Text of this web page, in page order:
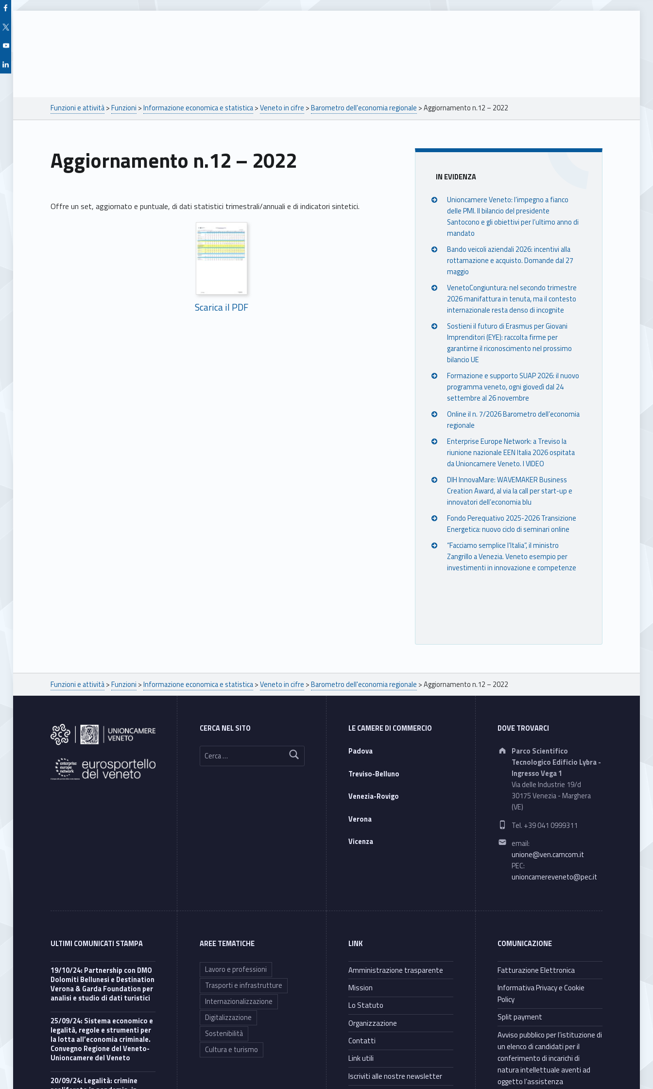
Facebook Unioncamere Veneto
Twitter Unioncamere Veneto
Youtube Unioncamere Veneto
Linkedin Unioncamere Veneto
Breadcrumbs navigation
Funzioni e attività>Funzioni >Informazione economica e statistica>Veneto in cifre >Barometro dell'economia regionale >Aggiornamento n.12 – 2022
Aggiornamento n.12 – 2022
Offre un set, aggiornato e puntuale, di dati statistici trimestrali/annuali e di indicatori sintetici.
Scarica il PDF
Sidebar
IN EVIDENZA
Unioncamere Veneto: l’impegno a fianco
delle PMI. Il bilancio del presidente
Santocono e gli obiettivi per l’ultimo anno di
mandato
Bando veicoli aziendali 2026: incentivi alla
rottamazione e acquisto. Domande dal 27
maggio
VenetoCongiuntura: nel secondo trimestre
2026 manifattura in tenuta, ma il contesto
internazionale resta denso di incognite
Sostieni il futuro di Erasmus per Giovani
Imprenditori (EYE): raccolta firme per
garantirne il riconoscimento nel prossimo
bilancio UE
Formazione e supporto SUAP 2026: il nuovo
programma veneto, ogni giovedì dal 24
settembre al 26 novembre
Online il n. 7/2026 Barometro dell’economia
regionale
Enterprise Europe Network: a Treviso la
riunione nazionale EEN Italia 2026 ospitata
da Unioncamere Veneto. I VIDEO
DIH InnovaMare: WAVEMAKER Business
Creation Award, al via la call per start-up e
innovatori dell’economia blu
Fondo Perequativo 2025-2026 Transizione
Energetica: nuovo ciclo di seminari online
“Facciamo semplice l’Italia”, il ministro
Zangrillo a Venezia. Veneto esempio per
investimenti in innovazione e competenze
Breadcrumbs navigation
Funzioni e attività>Funzioni >Informazione economica e statistica>Veneto in cifre >Barometro dell'economia regionale >Aggiornamento n.12 – 2022
Footer sidebar
CERCA NEL SITO
Ricerca per:
LE CAMERE DI COMMERCIO
Padova
Treviso-Belluno
Venezia-Rovigo
Verona
Vicenza
DOVE TROVARCI
Address:
Parco Scientifico
Tecnologico Edificio Lybra -
Ingresso Vega 1
Via delle Industrie 19/d
30175 Venezia - Marghera
(VE)
Phone number:
Tel. +39 041 0999311
Email address:
email:
unione@ven.camcom.it
PEC:
unioncamereveneto@pec.it
ULTIMI COMUNICATI STAMPA
19/10/24: Partnership con DMO
Dolomiti Bellunesi e Destination
Verona & Garda Foundation per
analisi e studio di dati turistici
25/09/24: Sistema economico e
legalità, regole e strumenti per
la lotta all’economia criminale.
Convegno Regione del Veneto-
Unioncamere del Veneto
20/09/24: Legalità: crimine
AREE TEMATICHE
Lavoro e professioni
Trasporti e infrastrutture
Internazionalizzazione
Digitalizzazione
Sostenibilità
Cultura e turismo
LINK
Amministrazione trasparente
Mission
Lo Statuto
Organizzazione
Contatti
Link utili
Iscriviti alle nostre newsletter
COMUNICAZIONE
Fatturazione Elettronica
Informativa Privacy e Cookie
Policy
Split payment
Avviso pubblico per l’istituzione di
un elenco di candidati per il
conferimento di incarichi di
natura intellettuale aventi ad
oggetto l’assistenza